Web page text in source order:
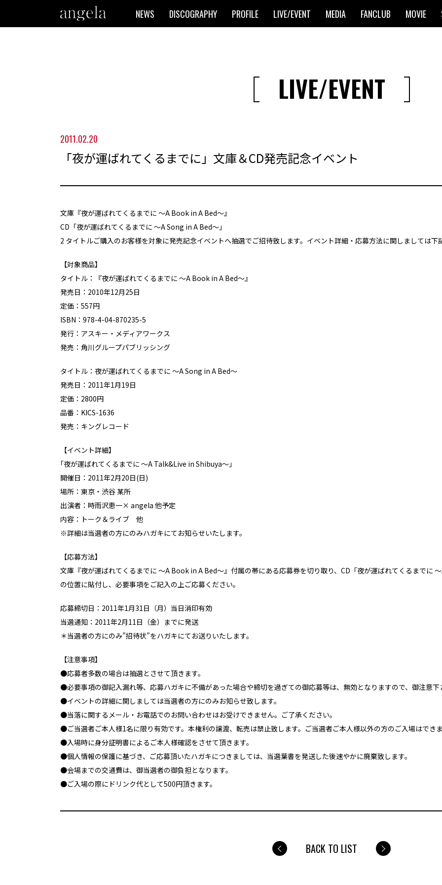
NEWS DISCOGRAPHY PROFILE LIVE/EVENT MEDIA FANCLUB MOVIE
LIVE/EVENT
2011.02.20
「夜が運ばれてくるまでに」文庫＆CD発売記念イベント
文庫『夜が運ばれてくるまでに ～A Book in A Bed～』
CD「夜が運ばれてくるまでに ～A Song in A Bed～」
2 タイトルご購入のお客様を対象に発売記念イベントへ抽選でご招待致します。イベント詳細・応募方法に関しましては下
【対象商品】
タイトル：『夜が運ばれてくるまでに ～A Book in A Bed～』
発売日：2010年12月25日
定価：557円
ISBN：978-4-04-870235-5
発行：アスキー・メディアワークス
発売：角川グループパブリッシング
タイトル：夜が運ばれてくるまでに ～A Song in A Bed～
発売日：2011年1月19日
定価：2800円
品番：KICS-1636
発売：キングレコード
【イベント詳細】
｢夜が運ばれてくるまでに ～A Talk&Live in Shibuya～｣
開催日：2011年2月20日(日)
場所：東京・渋谷 某所
出演者：時雨沢恵一× angela 他予定
内容：トーク＆ライブ 他
※詳細は当選者の方にのみハガキにてお知らせいたします。
【応募方法】
文庫『夜が運ばれてくるまでに ～A Book in A Bed～』付属の帯にある応募券を切り取り、CD「夜が運ばれてくるまでに
の位置に貼付し、必要事項をご記入の上ご応募ください。
応募締切日：2011年1月31日（月）当日消印有効
当選通知：2011年2月11日（金）までに発送
＊当選者の方にのみ”招待状”をハガキにてお送りいたします。
【注意事項】
●応募者多数の場合は抽選とさせて頂きます。
●必要事項の御記入漏れ等、応募ハガキに不備があった場合や締切を過ぎての御応募等は、無効となりますので、御注意下
●イベントの詳細に関しましては当選者の方にのみお知らせ致します。
●当落に関するメール・お電話でのお問い合わせはお受けできません。ご了承ください。
●ご当選者ご本人様1名に限り有効です。本権利の譲渡、転売は禁止致します。ご当選者ご本人様以外の方のご入場はできま
●入場時に身分証明書によるご本人様確認をさせて頂きます。
●個人情報の保護に基づき、ご応募頂いたハガキにつきましては、当選葉書を発送した後速やかに廃棄致します。
●会場までの交通費は、御当選者の御負担となります。
●ご入場の際にドリンク代として500円頂きます。
BACK TO LIST